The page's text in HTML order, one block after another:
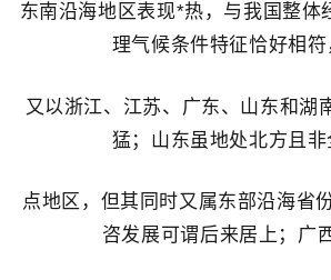
东南沿海地区表现*热，与我国整体
理气候条件特征恰好相符
又以浙江、江苏、广东、山东和湖
猛；山东虽地处北方且
点地区，但其同时又属东部沿海省
咨发展可谓后来居上；广